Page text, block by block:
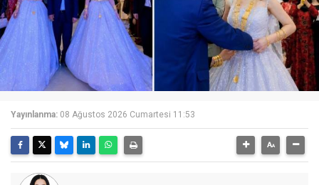
Yayınlanma: 08 Ağustos 2026 Cumartesi 11:53